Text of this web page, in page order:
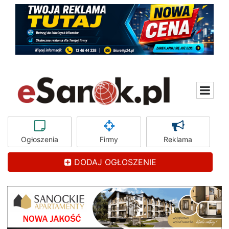
Ogłoszenia Firmy Reklama
DODAJ OGŁOSZENIE